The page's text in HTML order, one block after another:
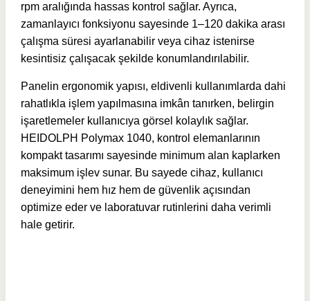
rpm aralığında hassas kontrol sağlar. Ayrıca,
zamanlayıcı fonksiyonu sayesinde 1–120 dakika arası
çalışma süresi ayarlanabilir veya cihaz istenirse
kesintisiz çalışacak şekilde konumlandırılabilir.
Panelin ergonomik yapısı, eldivenli kullanımlarda dahi
rahatlıkla işlem yapılmasına imkân tanırken, belirgin
işaretlemeler kullanıcıya görsel kolaylık sağlar.
HEIDOLPH Polymax 1040, kontrol elemanlarının
kompakt tasarımı sayesinde minimum alan kaplarken
maksimum işlev sunar. Bu sayede cihaz, kullanıcı
deneyimini hem hız hem de güvenlik açısından
optimize eder ve laboratuvar rutinlerini daha verimli
hale getirir.